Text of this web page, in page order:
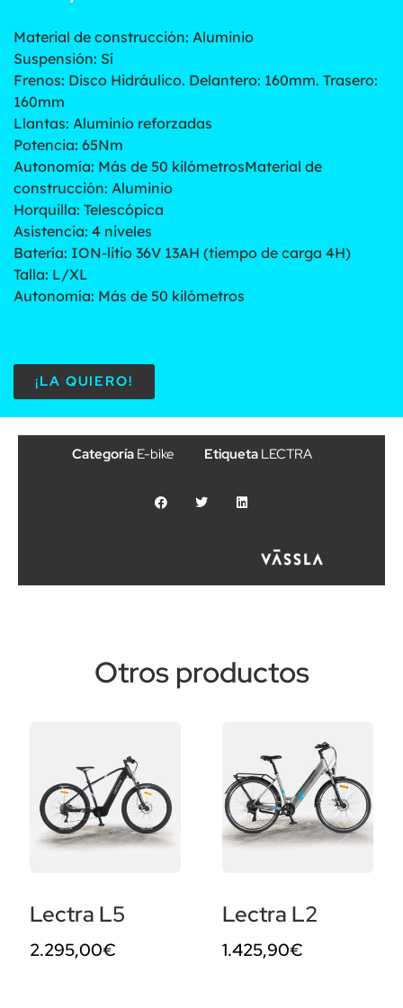
Material de construcción: Aluminio
Suspensión: Sí
Frenos: Disco Hidráulico. Delantero: 160mm. Trasero:
160mm
Llantas: Aluminio reforzadas
Potencia: 65Nm
Autonomía: Más de 50 kilómetrosMaterial de
construcción: Aluminio
Horquilla: Telescópica
Asistencia: 4 niveles
Batería: ION-litio 36V 13AH (tiempo de carga 4H)
Talla: L/XL
Autonomía: Más de 50 kilómetros
¡LA QUIERO!
Categoría E-bike Etiqueta LECTRA
Otros productos
Lectra L5
2.295,00€
Lectra L2
1.425,90€